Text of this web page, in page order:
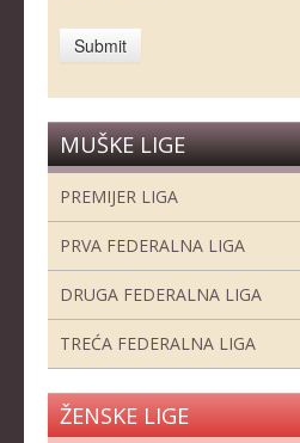
MUŠKE LIGE
PREMIJER LIGA
PRVA FEDERALNA LIGA
DRUGA FEDERALNA LIGA
TREĆA FEDERALNA LIGA
ŽENSKE LIGE